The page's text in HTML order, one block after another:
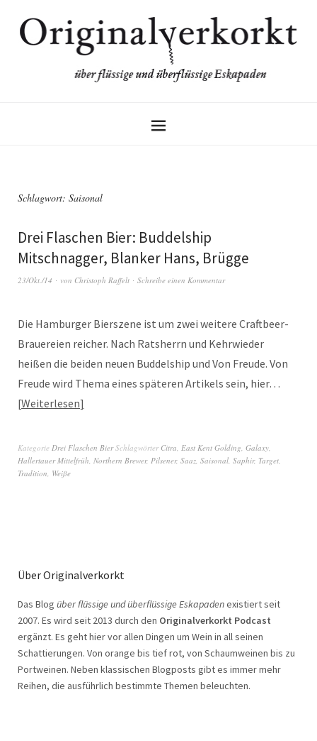
Schlagwort: Saisonal
Drei Flaschen Bier: Buddelship
Mitschnagger, Blanker Hans, Brügge
23/Okt./14 von Christoph Raffelt Schreibe einen Kommentar
Die Hamburger Bierszene ist um zwei weitere Craftbeer-
Brauereien reicher. Nach Ratsherrn und Kehrwieder
heißen die beiden neuen Buddelship und Von Freude. Von
Freude wird Thema eines späteren Artikels sein, hier…
Weiterlesen
Kategorie Drei Flaschen Bier Schlagwörter Citra East Kent Golding Galaxy
Hallertauer Mittelfrüh Northern Brewer, Pilsener, Saaz Saisonal Saphir, Target
Tradition Weiße
Über Originalverkorkt
Das Blog über flüssige und überflüssige Eskapadenexistiert seit
2007. Es wird seit 2013 durch den Originalverkorkt Podcast
ergänzt. Es geht hier vor allen Dingen um Wein in all seinen
Schattierungen. Von orange bis tief rot, von Schaumweinen bis zu
Portweinen. Neben klassischen Blogposts gibt es immer mehr
Reihen, die ausführlich bestimmte Themen beleuchten.